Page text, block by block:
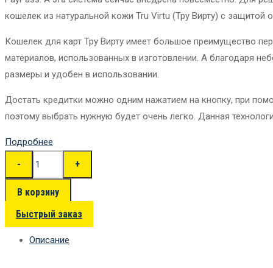
кошелек из натуральной кожи Tru Virtu (Тру Вирту) с защитой
Кошелек для карт Тру Вирту имеет большое преимущество
материалов, использованных в изготовлении. А благодаря
размеры и удобен в использовании.
Достать кредитки можно одним нажатием на кнопку, при
поэтому выбрать нужную будет очень легко. Данная
Подробнее
В корзину
Быстрый заказ
Описание